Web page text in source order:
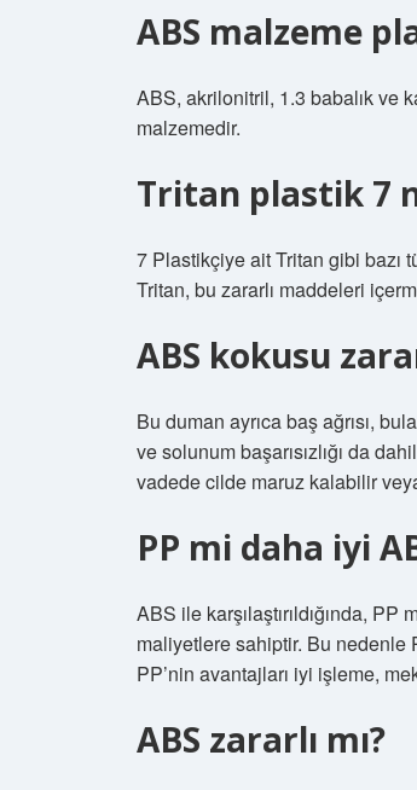
ABS malzeme
ABS, akrilonitril, 1.3 babalık ve
malzemedir.
Tritan plastik 7
7 Plastikçiye ait Tritan gibi bazı
Tritan, bu zararlı maddeleri
ABS kokusu
Bu duman ayrıca baş ağrısı,
ve solunum başarısızlığı da
vadede cilde maruz kalabilir
PP mi daha iyi
ABS ile karşılaştırıldığında,
maliyetlere sahiptir. Bu nedenle
PP’nin avantajları iyi işleme,
ABS zararlı mı?